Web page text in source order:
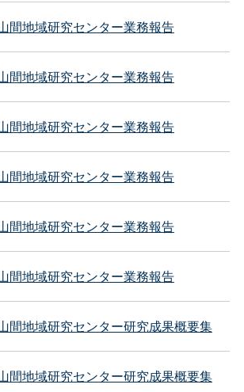
間地域研究センター業務報告
間地域研究センター業務報告
間地域研究センター業務報告
間地域研究センター業務報告
間地域研究センター業務報告
間地域研究センター業務報告
間地域研究センター研究成果概要集
間地域研究センター研究成果概要集